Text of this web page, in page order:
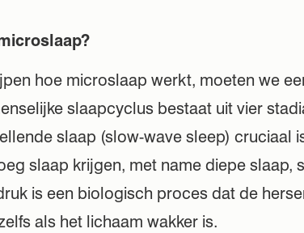
hoe microslaap werkt, moeten we
slaapcyclus bestaat uit vier
slaap (slow-wave sleep) cruciaal
slaap krijgen, met name diepe slaap,
is een biologisch proces dat de
als het lichaam wakker is.